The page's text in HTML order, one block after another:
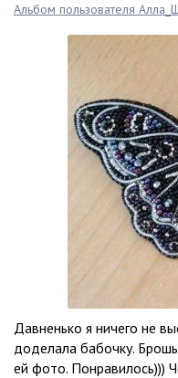
Альбом пользователя
Давненько я ничего не
доделала бабочку.
ей фото. Понравилось)))